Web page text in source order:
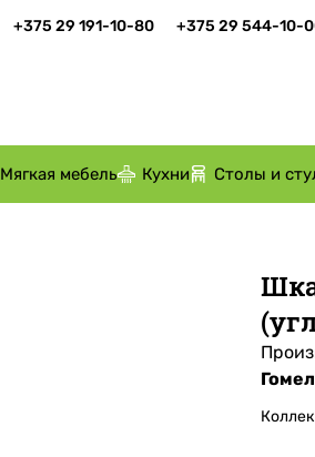
+375 29 191-10-80 +375 29 544-10-
Мягкая мебель Кухни Столы и